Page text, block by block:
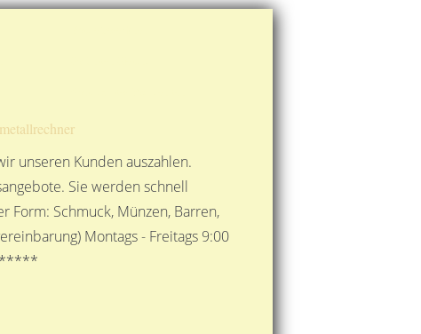
unseren Kunden auszahlen.
Sie werden schnell
Schmuck, Münzen, Barren,
Montags - Freitags 9:00
*****